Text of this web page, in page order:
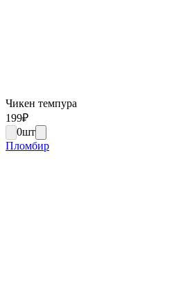
Чикен темпура
199₽
0шт
Пломбир